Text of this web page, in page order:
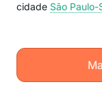
cidade São Paulo-